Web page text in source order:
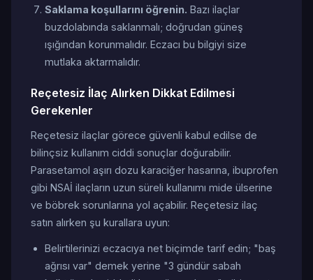
Saklama koşullarını öğrenin. Bazı ilaçlar
buzdolabında saklanmalı; doğrudan güneş
ışığından korunmalıdır. Eczacı bu bilgiyi size
mutlaka aktarmalıdır.
Reçetesiz İlaç Alırken Dikkat Edilmesi
Gerekenler
Reçetesiz ilaçlar görece güvenli kabul edilse de
bilinçsiz kullanım ciddi sonuçlar doğurabilir.
Parasetamol aşırı dozu karaciğer hasarına, ibuprofen
gibi NSAİ ilaçların uzun süreli kullanımı mide ülserine
ve böbrek sorunlarına yol açabilir. Reçetesiz ilaç
satın alırken şu kurallara uyun:
Belirtilerinizi eczacıya net biçimde tarif edin; "baş
ağrısı var" demek yerine "3 gündür sabah